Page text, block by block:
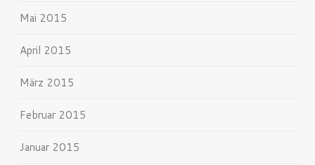
Mai 2015
April 2015
März 2015
Februar 2015
Januar 2015